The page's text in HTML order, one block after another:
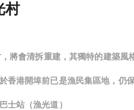
村
將會清拆重建，其獨特的建築
香港開埠前已是漁民集區地，仍
士站（漁光道）